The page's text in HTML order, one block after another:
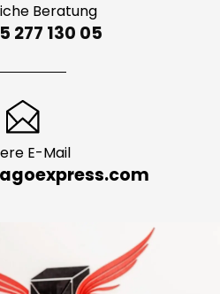
Beratung
277 130 05
E-Mail